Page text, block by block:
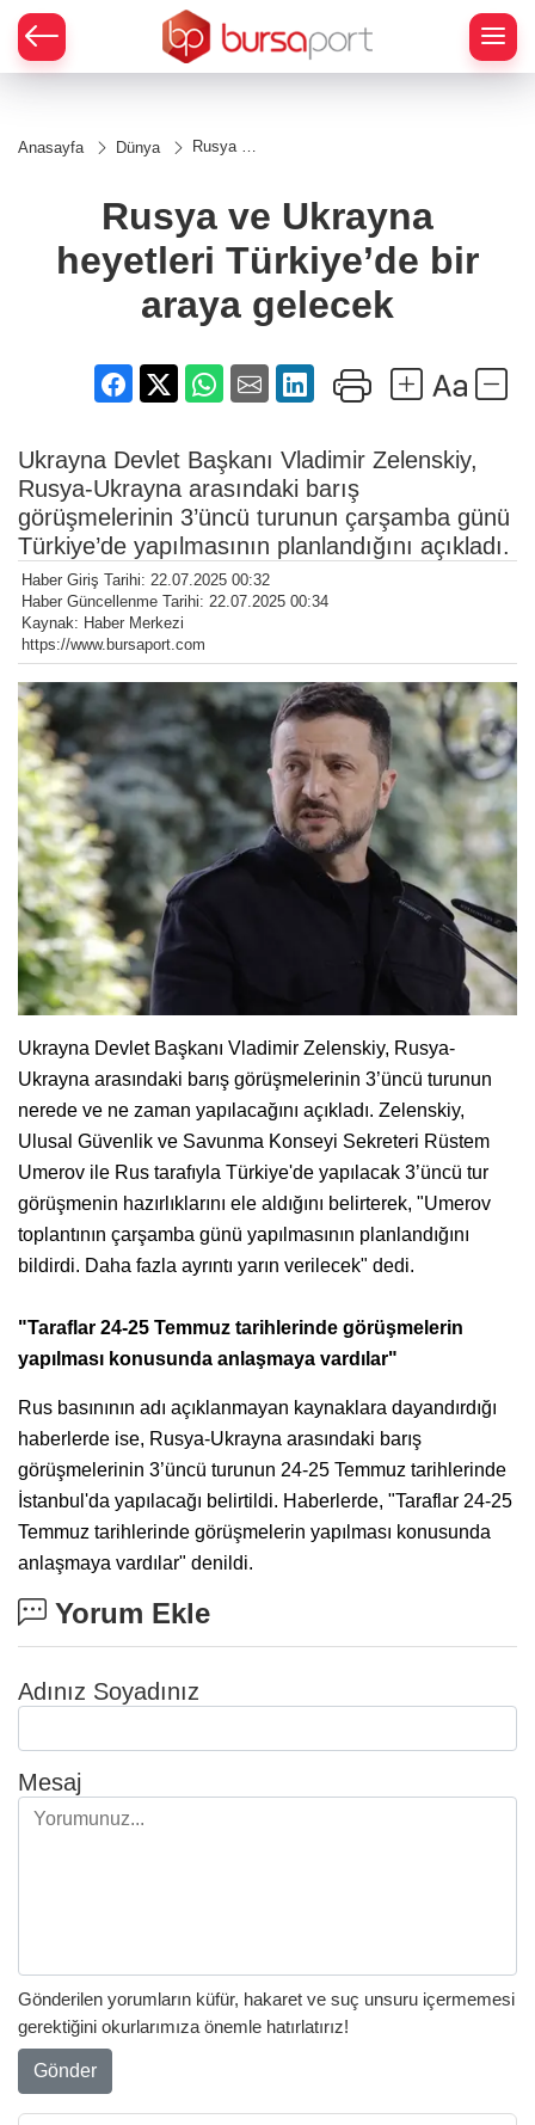
Anasayfa Dünya
Rusya ve
bir araya
Rusya ve Ukrayna
heyetleri Türkiye’de bir
araya gelecek
Ukrayna Devlet Başkanı Vladimir Zelenskiy,
Rusya-Ukrayna arasındaki barış
görüşmelerinin 3’üncü turunun çarşamba günü
Türkiye’de yapılmasının planlandığını açıkladı.
Haber Giriş Tarihi: 22.07.2025 00:32
Haber Güncellenme Tarihi: 22.07.2025 00:34
Kaynak: Haber Merkezi
https://www.bursaport.com
Ukrayna Devlet Başkanı Vladimir Zelenskiy, Rusya-
Ukrayna arasındaki barış görüşmelerinin 3’üncü turunun
nerede ve ne zaman yapılacağını açıkladı. Zelenskiy,
Ulusal Güvenlik ve Savunma Konseyi Sekreteri Rüstem
Umerov ile Rus tarafıyla Türkiye'de yapılacak 3’üncü tur
görüşmenin hazırlıklarını ele aldığını belirterek, "Umerov
toplantının çarşamba günü yapılmasının planlandığını
bildirdi. Daha fazla ayrıntı yarın verilecek" dedi.
"Taraflar 24-25 Temmuz tarihlerinde görüşmelerin
yapılması konusunda anlaşmaya vardılar"
Rus basınının adı açıklanmayan kaynaklara dayandırdığı
haberlerde ise, Rusya-Ukrayna arasındaki barış
görüşmelerinin 3’üncü turunun 24-25 Temmuz tarihlerinde
İstanbul'da yapılacağı belirtildi. Haberlerde, "Taraflar 24-25
Temmuz tarihlerinde görüşmelerin yapılması konusunda
anlaşmaya vardılar" denildi.
Yorum Ekle
Adınız Soyadınız
Mesaj
Gönderilen yorumların küfür, hakaret ve suç unsuru içermemesi
gerektiğini okurlarımıza önemle hatırlatırız!
Gönder